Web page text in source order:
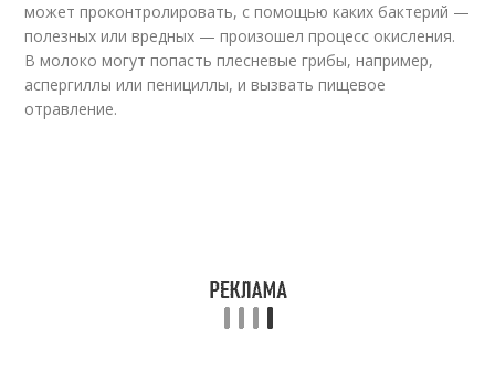
может проконтролировать, с помощью каких бактерий —
полезных или вредных — произошел процесс окисления.
В молоко могут попасть плесневые грибы, например,
аспергиллы или пенициллы, и вызвать пищевое
отравление.